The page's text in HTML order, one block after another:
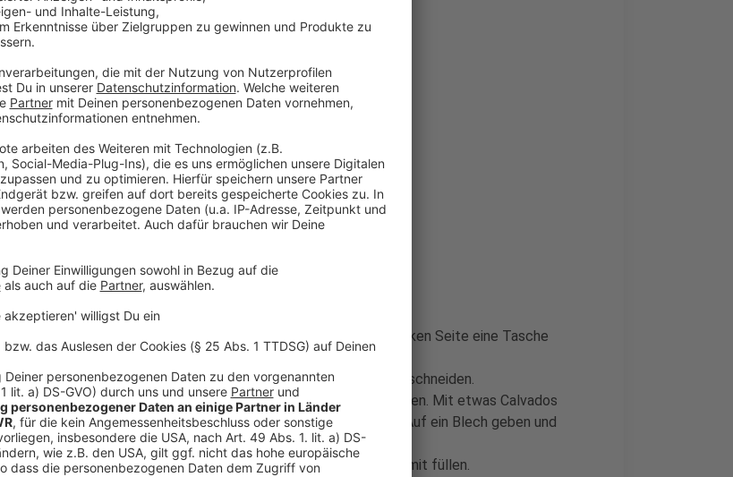
Öl zum Braten
Für die Füllung:
4 Stk. Äpfel (Cox Orange oder
Boskoop)
1 EL Röstzwiebeln
etwas Calvados
Anzeige
Anzeige
Die Haut der Entenbrüste rautenförmig einritzen. Von der dicken Seite eine Tasche
einschneiden.
Die Äpfel schälen, entkernen und in Haselnussgroße Stücke schneiden.
Zucker in einer Pfanne karamellisieren und die Äpfel hinzufügen. Mit etwas Calvados
ablöschen die Butter dazugeben und kurz durchschwenken. Auf ein Blech geben und
auskühlen lassen.
Die Äpfel mit Röstzwiebeln mischen und die Entenbrüste damit füllen.